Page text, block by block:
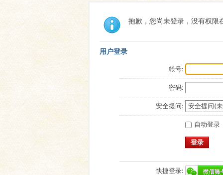
抱歉，您尚未登录，没有权限
用户登录
帐号:
密码:
安全提问:
自动登录
登录
快捷登录: